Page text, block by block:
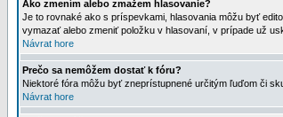
Ako zmením alebo zmažem hlasovanie?
Je to rovnaké ako s príspevkami, hlasovania môžu byť
vymazať alebo zmeniť položku v hlasovaní, v prípade už
Návrat hore
Prečo sa nemôžem dostať k fóru?
Niektoré fóra môžu byť zneprístupnené určitým ľuďom či
Návrat hore